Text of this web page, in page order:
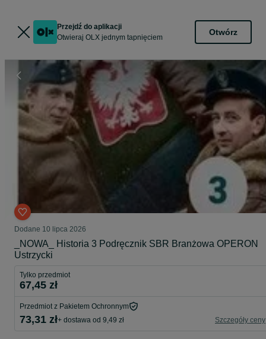
Przejdź do aplikacji
Otwieraj OLX jednym tapnięciem
Otwórz
Dodane 10 lipca 2026
_NOWA_ Historia 3 Podręcznik SBR Branżowa OPERON
Ustrzycki
Tylko przedmiot
67,45 zł
Przedmiot z Pakietem Ochronnym
73,31 zł+ dostawa od 9,49 zł Szczegóły ceny